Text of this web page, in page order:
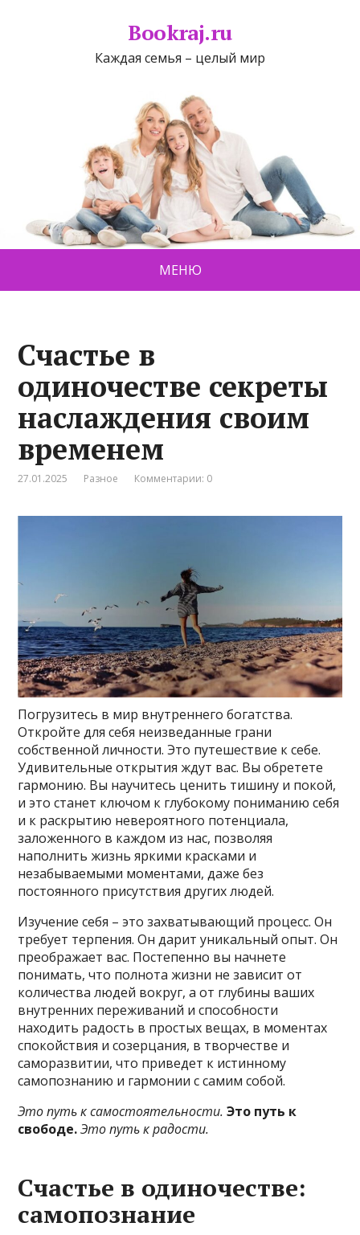
Bookraj.ru
Каждая семья – целый мир
МЕНЮ
Счастье в
одиночестве секреты
наслаждения своим
временем
27.01.2025 Разное Комментарии: 0
Погрузитесь в мир внутреннего богатства.
Откройте для себя неизведанные грани
собственной личности. Это путешествие к себе.
Удивительные открытия ждут вас. Вы обретете
гармонию. Вы научитесь ценить тишину и покой,
и это станет ключом к глубокому пониманию себя
и к раскрытию невероятного потенциала,
заложенного в каждом из нас, позволяя
наполнить жизнь яркими красками и
незабываемыми моментами, даже без
постоянного присутствия других людей.
Изучение себя – это захватывающий процесс. Он
требует терпения. Он дарит уникальный опыт. Он
преображает вас. Постепенно вы начнете
понимать, что полнота жизни не зависит от
количества людей вокруг, а от глубины ваших
внутренних переживаний и способности
находить радость в простых вещах, в моментах
спокойствия и созерцания, в творчестве и
саморазвитии, что приведет к истинному
самопознанию и гармонии с самим собой.
Это путь к самостоятельности. Это путь к
свободе. Это путь к радости.
Счастье в одиночестве:
самопознание